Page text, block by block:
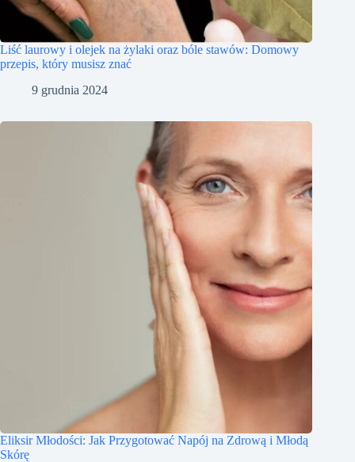
Liść laurowy i olejek na żylaki oraz bóle stawów: Domowy
przepis, który musisz znać
9 grudnia 2024
Eliksir Młodości: Jak Przygotować Napój na Zdrową i Młodą
Skórę